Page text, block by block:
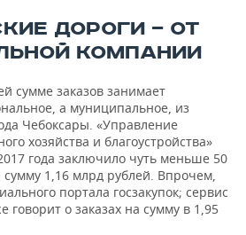
ДОРОГИ — ОТ
КОМПАНИИ
сумме заказов занимает
а муниципальное, из
Чебоксары. «Управление
хозяйства и благоустройства»
года заключило чуть меньше 50
1,16 млрд рублей. Впрочем,
портала госзакупок; сервис
говорит о заказах на сумму в 1,95